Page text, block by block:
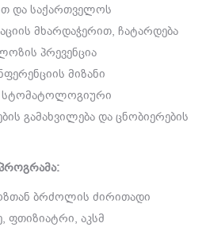
და საქართველოს
მხარდაჭერით, ჩატარდება
პრევენცია
მიზანი
სტომატოლოგიური
გამახვილება და ცნობიერების
ბრძოლის ძირითადი
ფთიზიატრი, აკსმ